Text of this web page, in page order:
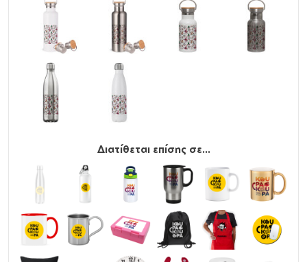
Διατίθεται επίσης σε...